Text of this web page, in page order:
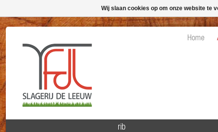
Home
rib
Wij slaan cookies op om onze website te